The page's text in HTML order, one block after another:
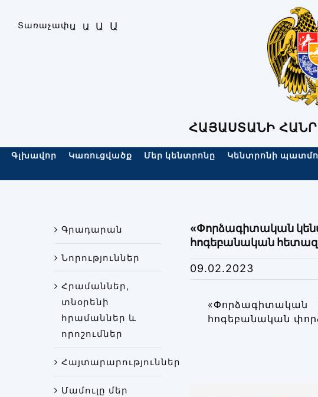
Տառաչափ։Ա Ա Ա Ա
ՀԱՅԱՍՏԱՆԻ
Գլխավոր Կառուցվածք Մեր կենտրոնը Կենտրոնի
Գրադարան
Նորություններ
Հրամաններ,
տնօրենի
հրամաններ և
որոշումներ
Հայտարարություններ
Մամուլը մեր
«Փորձագիտական
հոգեբանական
09.02.2023
հոգեբանական